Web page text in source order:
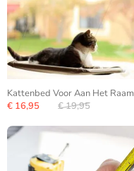
Kattenbed Voor Aan Het Raam
€ 16,95
€ 19,95